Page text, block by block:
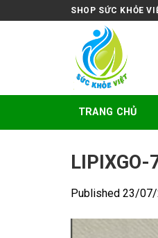
to
SHOP SỨC KHỎE
TRANG CHỦ
LIPIXGO-
Published 23/